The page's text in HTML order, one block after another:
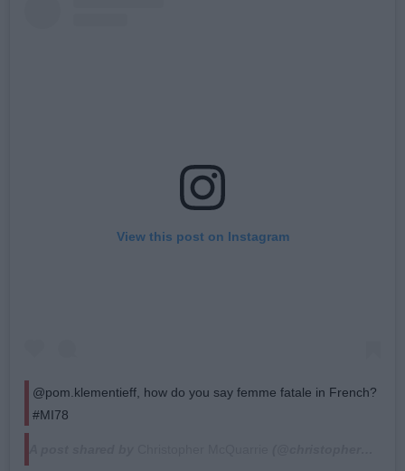
View this post on Instagram
@pom.klementieff, how do you say femme fatale in French?
#MI78